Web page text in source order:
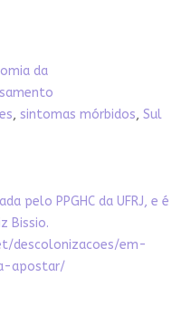
da
, sintomas mórbidos, Sul
pelo PPGHC da UFRJ, e é
Bissio.
descolonizacoes/em-
apostar/